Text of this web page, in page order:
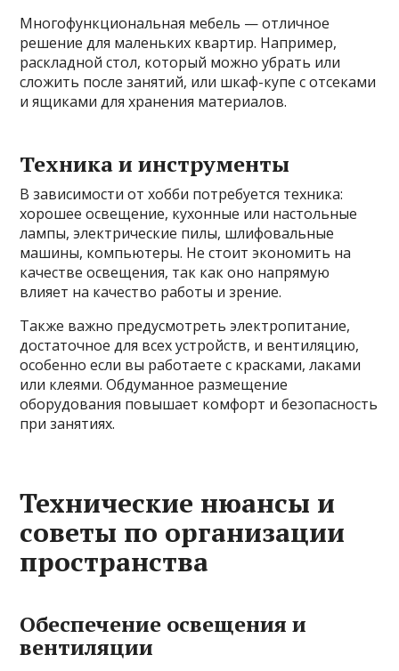
Многофункциональная мебель — отличное
решение для маленьких квартир. Например,
раскладной стол, который можно убрать или
сложить после занятий, или шкаф-купе с отсеками
и ящиками для хранения материалов.
Техника и инструменты
В зависимости от хобби потребуется техника:
хорошее освещение, кухонные или настольные
лампы, электрические пилы, шлифовальные
машины, компьютеры. Не стоит экономить на
качестве освещения, так как оно напрямую
влияет на качество работы и зрение.
Также важно предусмотреть электропитание,
достаточное для всех устройств, и вентиляцию,
особенно если вы работаете с красками, лаками
или клеями. Обдуманное размещение
оборудования повышает комфорт и безопасность
при занятиях.
Технические нюансы и
советы по организации
пространства
Обеспечение освещения и
вентиляции